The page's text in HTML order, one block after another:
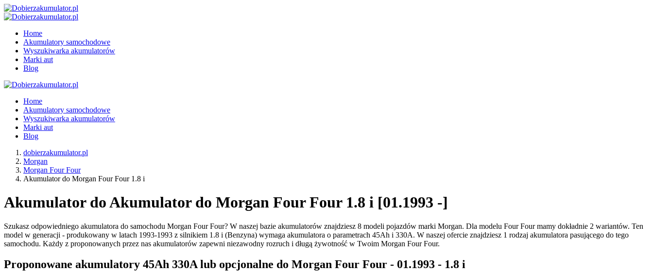
Home
Akumulatory samochodowe
Wyszukiwarka akumulatorów
Marki aut
Blog
Home
Akumulatory samochodowe
Wyszukiwarka akumulatorów
Marki aut
Blog
dobierzakumulator.pl
Morgan
Morgan Four Four
Akumulator do Morgan Four Four 1.8 i
Akumulator do Akumulator do Morgan Four Four 1.8 i [01.1993 -]
Szukasz odpowiedniego akumulatora do samochodu Morgan Four Four? W naszej bazie akumulatorów znajdziesz 8 modeli pojazdów marki Morgan. Dla modelu Four Four mamy dokładnie 2 wariantów. Ten
model w generacji - produkowany w latach 1993-1993 z silnikiem 1.8 i (Benzyna) wymaga akumulatora o parametrach 45Ah i 330A. W naszej ofercie znajdziesz 1 rodzaj akumulatora pasującego do tego
samochodu. Każdy z proponowanych przez nas akumulatorów zapewni niezawodny rozruch i długą żywotność w Twoim Morgan Four Four.
Proponowane akumulatory 45Ah 330A lub opcjonalne do Morgan Four Four - 01.1993 - 1.8 i